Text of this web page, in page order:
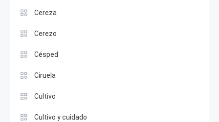
Cereza
Cerezo
Césped
Ciruela
Cultivo
Cultivo y cuidado